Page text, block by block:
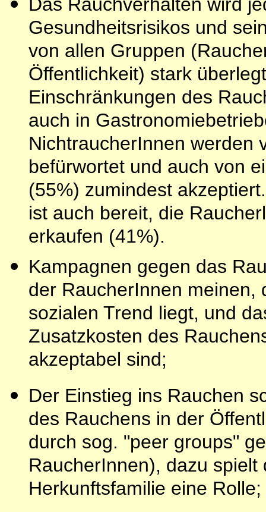
Gesundheitsrisikos und
von allen Gruppen
Öffentlichkeit) stark
Einschränkungen des
auch in
NichtraucherInnen werden
befürwortet und auch von
(55%) zumindest
ist auch bereit, die
erkaufen (41%).
Kampagnen gegen das
der RaucherInnen meinen,
sozialen Trend liegt, und
Zusatzkosten des
akzeptabel sind;
Der Einstieg ins Rauchen
des Rauchens in der
durch sog. "peer groups"
RaucherInnen), dazu
Herkunftsfamilie eine Rolle;